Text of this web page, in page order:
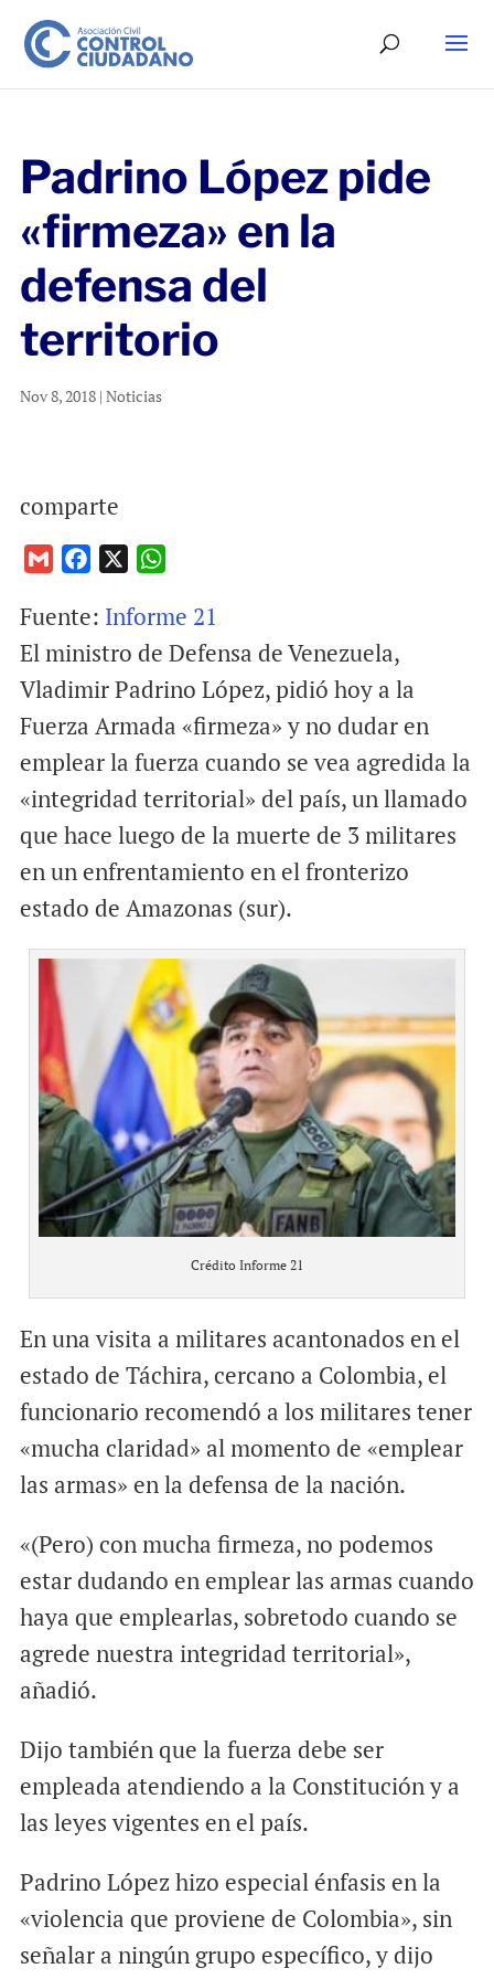
Padrino López pide
«firmeza» en la
defensa del
territorio
Nov 8, 2018| Noticias
comparte
a
i
c
e
o
o
k
a
t
A
p
p
Fuente: Informe 21
El ministro de Defensa de Venezuela,
Vladimir Padrino López, pidió hoy a la
Fuerza Armada «firmeza» y no dudar en
emplear la fuerza cuando se vea agredida la
«integridad territorial» del país, un llamado
que hace luego de la muerte de 3 militares
en un enfrentamiento en el fronterizo
estado de Amazonas (sur).
Crédito Informe 21
En una visita a militares acantonados en el
estado de Táchira, cercano a Colombia, el
funcionario recomendó a los militares tener
«mucha claridad» al momento de «emplear
las armas» en la defensa de la nación.
«(Pero) con mucha firmeza, no podemos
estar dudando en emplear las armas cuando
haya que emplearlas, sobretodo cuando se
agrede nuestra integridad territorial»,
añadió.
Dijo también que la fuerza debe ser
empleada atendiendo a la Constitución y a
las leyes vigentes en el país.
Padrino López hizo especial énfasis en la
«violencia que proviene de Colombia», sin
señalar a ningún grupo específico, y dijo